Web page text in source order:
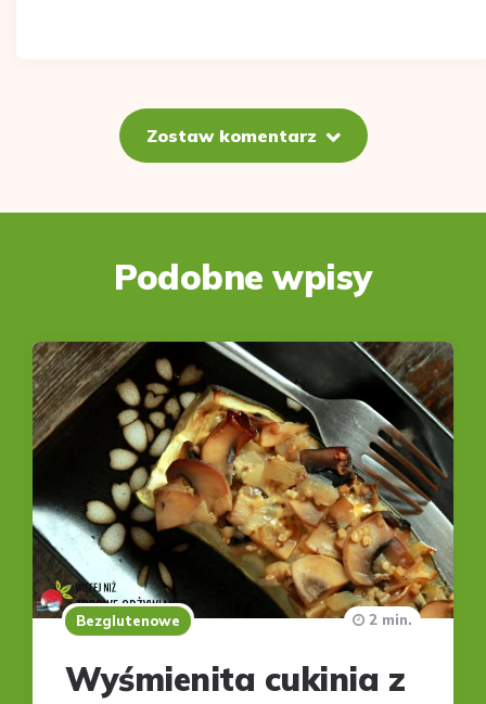
Zostaw komentarz
Podobne wpisy
Bezglutenowe
Wyśmienita cukinia z
2 min.